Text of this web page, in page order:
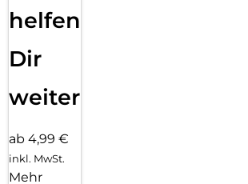
helfen
Dir
weiter
ab 4,99 €
inkl. MwSt.
Mehr